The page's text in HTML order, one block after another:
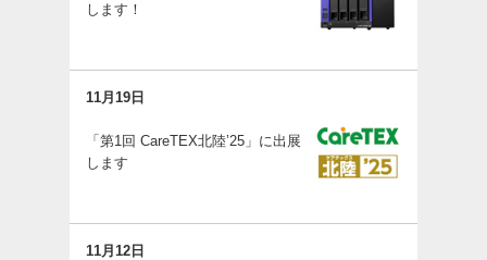
します！
11月19日
「第1回 CareTEX北陸’25」に出展
します
11月12日